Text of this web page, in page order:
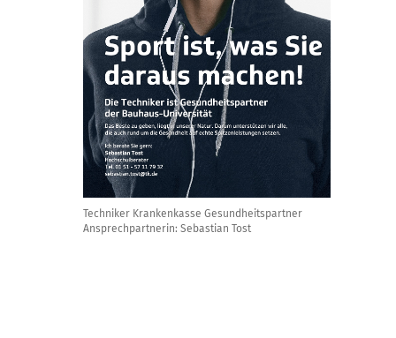
Techniker Krankenkasse Gesundheitspartner
Ansprechpartnerin: Sebastian Tost